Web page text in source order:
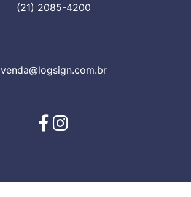
(21) 2085-4200
venda@logsign.com.br